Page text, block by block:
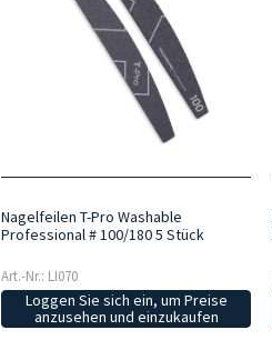
Nagelfeilen T-Pro Washable
Professional # 100/180 5 Stück
Art.-Nr.: LI070
Loggen Sie sich ein, um Preise
anzusehen und einzukaufen